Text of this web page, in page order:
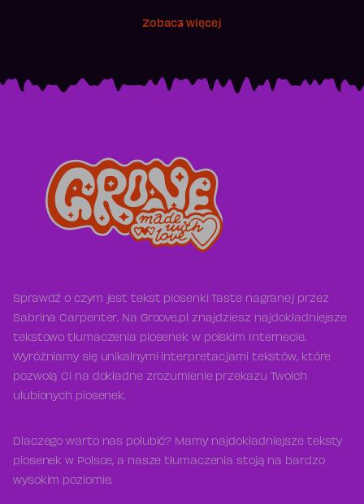
Zobacz więcej
Sprawdź o czym jest tekst piosenki Taste nagranej przez
Sabrina Carpenter. Na Groove.pl znajdziesz najdokładniejsze
tekstowo tłumaczenia piosenek w polskim Internecie.
Wyróżniamy się unikalnymi interpretacjami tekstów, które
pozwolą Ci na dokładne zrozumienie przekazu Twoich
ulubionych piosenek.
Dlaczego warto nas polubić? Mamy najdokładniejsze teksty
piosenek w Polsce, a nasze tłumaczenia stoją na bardzo
wysokim poziomie.